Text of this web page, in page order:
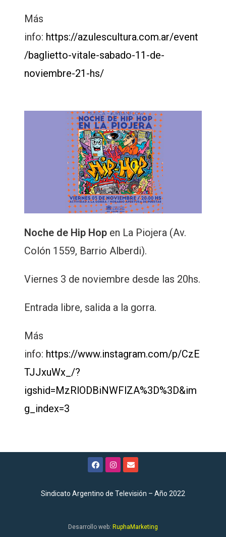
Más
info: https://azulescultura.com.ar/event
/baglietto-vitale-sabado-11-de-
noviembre-21-hs/
Noche de Hip Hop en La Piojera (Av.
Colón 1559, Barrio Alberdi).
Viernes 3 de noviembre desde las 20hs.
Entrada libre, salida a la gorra.
Más
info: https://www.instagram.com/p/CzE
TJJxuWx_/?
igshid=MzRlODBiNWFlZA%3D%3D&im
g_index=3
Desarrollo web: RuphaMarketing
Sindicato Argentino de Televisión – Año 2022